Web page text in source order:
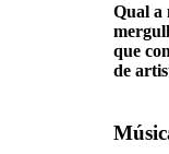
Qual a
que
de